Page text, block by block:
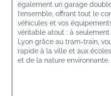
également un garage
l’ensemble, offrant tout le
véhicules et vos
véritable atout : à
Lyon grâce au tram-train,
rapide à la ville et aux
et de la nature environnante.